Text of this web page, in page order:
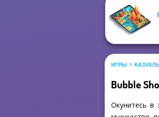
ИГРЫ
Bubble
Окунитесь в